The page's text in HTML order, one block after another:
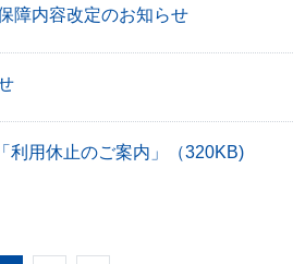
障内容改定のお知らせ
用休止のご案内」 （320KB)